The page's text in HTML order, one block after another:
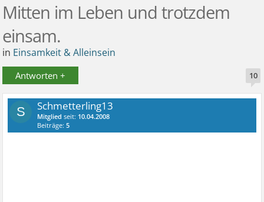
Mitten im Leben und trotzdem
einsam.
in Einsamkeit & Alleinsein
Antworten + 10
S Schmetterling13
Mitglied seit: 10.04.2008
Beiträge:5